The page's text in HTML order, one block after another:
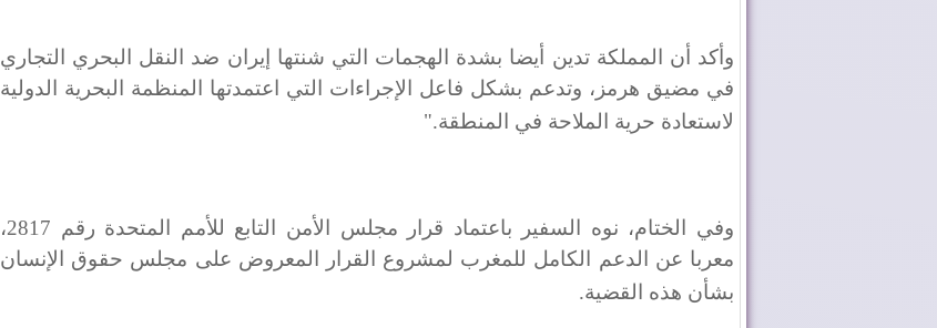
وأكد أن المملكة تدين أيضا بشدة الهجمات التي شنتها إيران ضد النقل البحري التجاري
في مضيق هرمز، وتدعم بشكل فاعل الإجراءات التي اعتمدتها المنظمة البحرية الدولية
لاستعادة حرية الملاحة في المنطقة".
وفي الختام، نوه السفير باعتماد قرار مجلس الأمن التابع للأمم المتحدة رقم 2817،
معربا عن الدعم الكامل للمغرب لمشروع القرار المعروض على مجلس حقوق الإنسان
بشأن هذه القضية.